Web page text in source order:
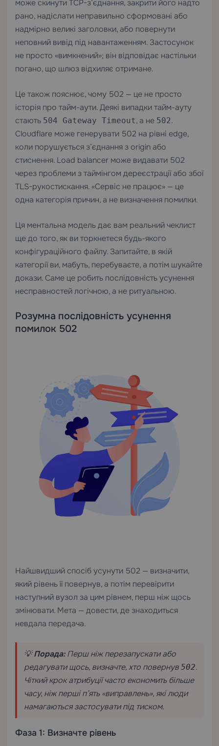
може скинути TCP-з’єднання, закрити його надто
рано, надіслати неправильно сформовані або
надмірно великі заголовки, або повернути
неповний вивід під навантаженням. Застосунок
не просто «вимкнений»; він відповідає настільки
погано, що шлюз відхиляє отримане.
Це також пояснює, чому 502 — це не просто
історія про тайм-аути. Деякі випадки тайм-ауту
стають 504 Gateway Timeout, а не 502.
Cloudflare може генерувати 502 на рівні edge,
коли порушується з’єднання з origin або
стиснення. Load balancer може видавати 502
через проблеми з таймінгом дереєстрації або збої
TLS-рукостискання. «Сервіс не працює» — це
одна категорія причин, а не визначення помилки.
Ця ментальна модель дає вам реальний чеклист
ще до того, як ви торкнетеся будь-якого
конфігураційного файлу. Запитайте, в якій
категорії ви, мабуть, перебуваєте, а потім шукайте
докази. Саме це робить послідовність усунення
несправностей логічною, а не ритуальною.
Розумна послідовність усунення
помилок 502
Найшвидший спосіб усунути 502 — визначити,
який рівень її повернув, а потім перевірити
наступний вузол за цим рівнем, перш ніж щось
змінювати. Мета — довести, де знаходиться
невдала передача.
💡Порада:Перш ніж перезапускати або
редагувати щось, визначте, хто повернув 502.
Чіткий крок атрибуції часто економить більше
часу, ніж перші п’ять «виправлень», які люди
намагаються застосувати під тиском.
Фаза 1: Визначте рівень